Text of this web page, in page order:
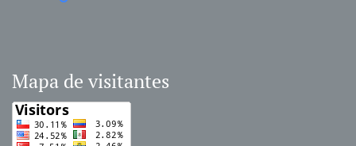
Mapa de visitantes